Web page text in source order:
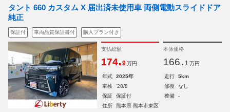
タント 660 カスタム X 届出済未使用車 両側電動スライドドア
純正
保証付 車両品質保証書付 購入プラン付き
支払総額
174.9 万円
本体価格
166. 1 万円
年式 2025年 走行
5km
車検
'28/8 修復
なし
保証
保証付 整備
-
住所
熊本県 熊本市東区